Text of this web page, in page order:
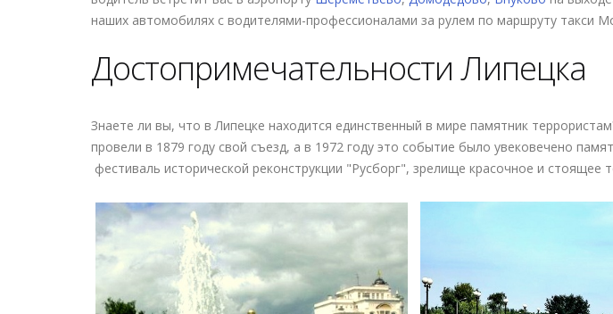
наших автомобилях с водителями-профессионалами за рулем по маршруту такси
Достопримечательности Липецка
Знаете ли вы, что в Липецке находится единственный в мире памятник
провели в 1879 году свой съезд, а в 1972 году это событие было увековечено
фестиваль исторической реконструкции "Русборг", зрелище красочное и стоящее